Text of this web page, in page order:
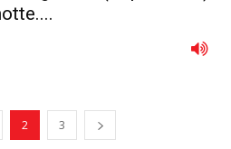
2 3